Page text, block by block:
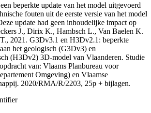
beperkte update van het model uitgevoerd
fouten uit de eerste versie van het model
update had geen inhoudelijke impact op
J., Dirix K., Hambsch L., Van Baelen K.
2021. G3Dv3.1 en H3Dv2.1: beperkte
het geologisch (G3Dv3) en
(H3Dv2) 3D-model van Vlaanderen. Studie
van: Vlaams Planbureau voor
Omgeving) en Vlaamse
2020/RMA/R/2203, 25p + bijlagen.